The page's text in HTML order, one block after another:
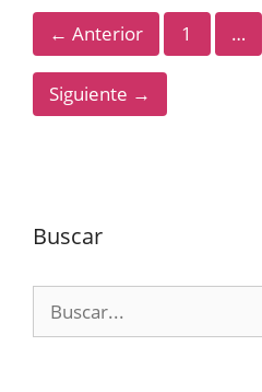
← Anterior Página
1 …
Siguiente →
Buscar